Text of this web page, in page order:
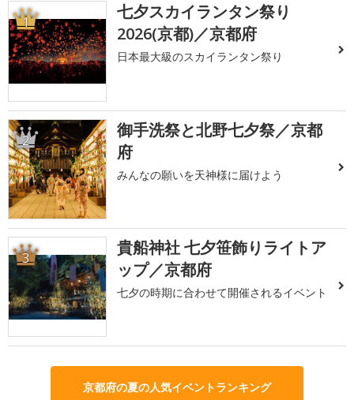
1
七夕スカイランタン祭り
2026(京都)／京都府
日本最大級のスカイランタン祭り
2
御手洗祭と北野七夕祭／京都
府
みんなの願いを天神様に届けよう
3
貴船神社 七夕笹飾りライトア
ップ／京都府
七夕の時期に合わせて開催されるイベント
京都府の夏の人気イベントランキング